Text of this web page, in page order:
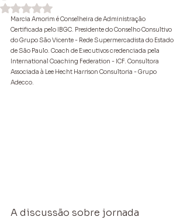
Avaliado com NaN de 5 estrelas.
Marcia Amorim é Conselheira de Administração
Certificada pelo IBGC. Presidente do Conselho Consultivo
do Grupo São Vicente - Rede Supermercadista do Estado
de São Paulo. Coach de Executivos credenciada pela
International Coaching Federation - ICF. Consultora
Associada à Lee Hecht Harrison Consultoria - Grupo
Adecco.
A discussão sobre jornada